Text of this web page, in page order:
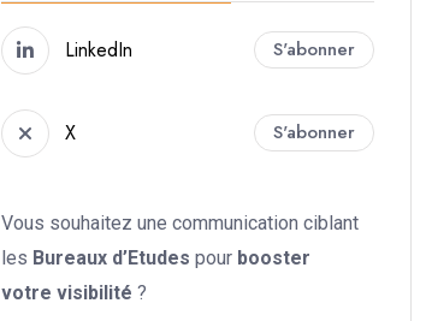
LinkedIn S'abonner
X S'abonner
Vous souhaitez une communication ciblant
les Bureaux d’Etudes pour booster
votre visibilité ?